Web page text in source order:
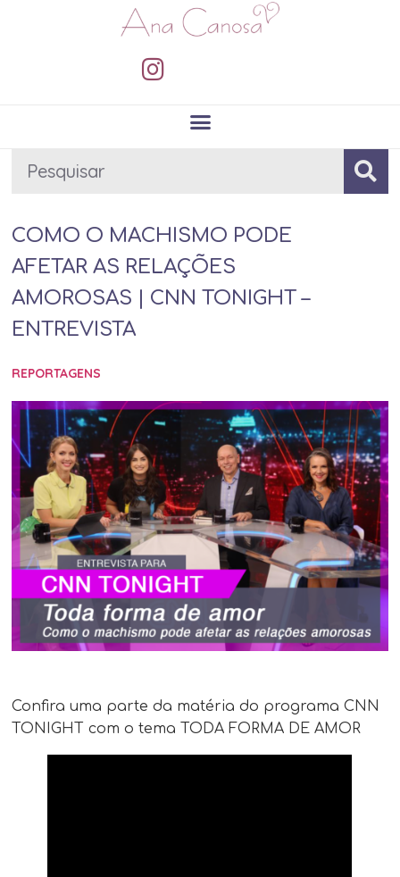
COMO O MACHISMO PODE
AFETAR AS RELAÇÕES
AMOROSAS | CNN TONIGHT –
ENTREVISTA
REPORTAGENS
Confira uma parte da matéria do programa CNN
TONIGHT com o tema TODA FORMA DE AMOR